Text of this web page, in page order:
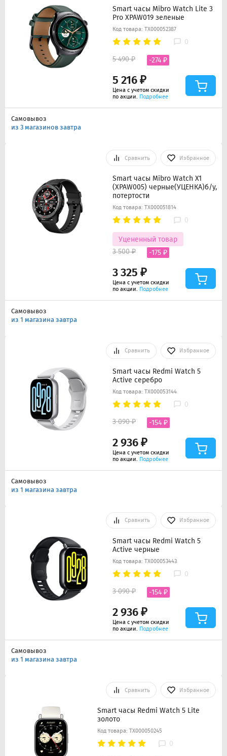
Smart часы Mibro Watch Lite 3
Pro XPAW019 зеленые
Код товара: ТХ000052387
0
5 216 ₽
5 490 ₽ -274 ₽
Цена с учетом скидки
по акции. Подробнее
Самовывоз
из 3 магазинов завтра
Сравнить Избранное
Smart часы Mibro Watch X1
(XPAW005) черные(УЦЕНКА)б/у,
потертости
Код товара: ТХ000051814
0
Уцененный товар
3 325 ₽
3 500 ₽ -175 ₽
Цена с учетом скидки
по акции. Подробнее
Самовывоз
из 1 магазина завтра
Сравнить Избранное
Smart часы Redmi Watch 5
Active серебро
Код товара: ТХ000053144
0
2 936 ₽
3 090 ₽ -154 ₽
Цена с учетом скидки
по акции. Подробнее
Самовывоз
из 1 магазина завтра
Сравнить Избранное
Smart часы Redmi Watch 5
Active черные
Код товара: ТХ000053443
0
2 936 ₽
3 090 ₽ -154 ₽
Цена с учетом скидки
по акции. Подробнее
Самовывоз
из 1 магазина завтра
Сравнить Избранное
Smart часы Redmi Watch 5 Lite
золото
Код товара: ТХ000050245
0